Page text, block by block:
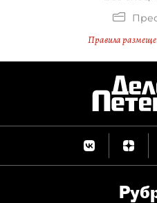
Правила